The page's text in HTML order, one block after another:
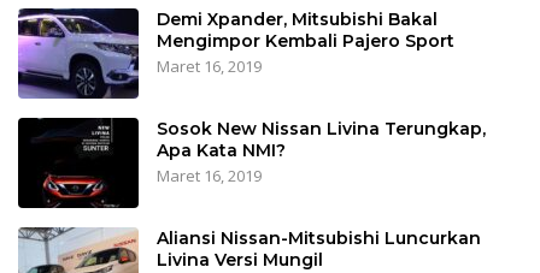
Demi Xpander, Mitsubishi Bakal
Mengimpor Kembali Pajero Sport
Maret 16, 2019
Sosok New Nissan Livina Terungkap,
Apa Kata NMI?
Maret 16, 2019
Aliansi Nissan-Mitsubishi Luncurkan
Livina Versi Mungil